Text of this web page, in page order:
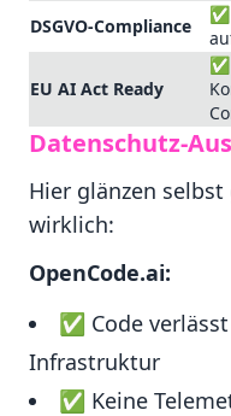
DSGVO-Compliance
EU AI Act Ready
Datenschutz-
Hier glänzen
wirklich:
OpenCode.ai:
✅ Code
Infrastruktur
✅ Keine